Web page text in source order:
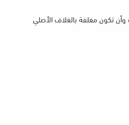
وأن تكون مغلفة بالغلاف الأصلي